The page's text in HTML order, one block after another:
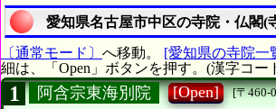
愛知県名古屋市中区の寺院・仏閣(
〔通常モード〕 へ移動。 [愛知県の寺院一
細は、「Open」ボタンを押す。(漢字コー
1 阿含宗東海別院 [Open]
[〒460-